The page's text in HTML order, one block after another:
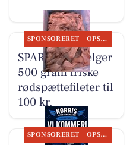
SPONSORERET OPSLAGSTAVLEN
SPAR Visse sælger
500 gram friske
rødspættefileter til
100 kr.
SPONSORERET OPSLAGSTAVLEN